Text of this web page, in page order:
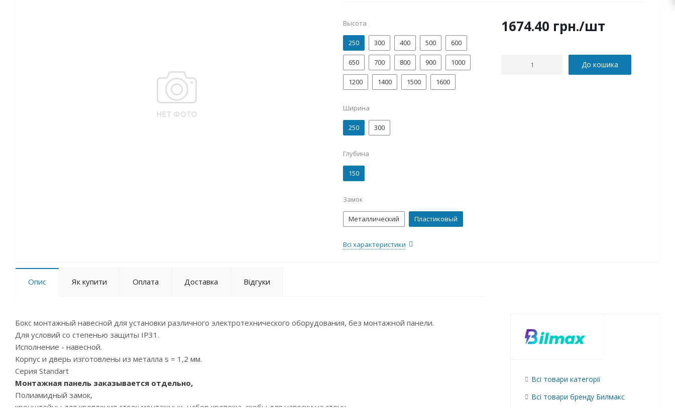
Высота
250 300 400 500 600
650 700 800 900 1000
1200 1400 1500 1600
Ширина
250 300
Глубина
150
Замок
Металлический Пластиковый
Всі характеристики
1674.40 грн./шт
До кошика
Опис Як купити Оплата Доставка Відгуки
Бокс монтажный навесной для установки различного электротехнического оборудования, без монтажной панели.
Для условий со степенью защиты IP31.
Исполнение - навесной.
Корпус и дверь изготовлены из металла s = 1,2 мм.
Серия Standart
Монтажная панель заказывается отдельно,
Полиамидный замок,
Всі товари категорії
Всі товари бренду Билмакс